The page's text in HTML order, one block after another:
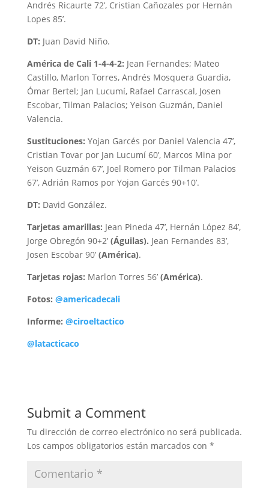
Andrés Ricaurte 72’, Cristian Cañozales por Hernán
Lopes 85’.
DT: Juan David Niño.
América de Cali 1-4-4-2: Jean Fernandes; Mateo
Castillo, Marlon Torres, Andrés Mosquera Guardia,
Ómar Bertel; Jan Lucumí, Rafael Carrascal, Josen
Escobar, Tilman Palacios; Yeison Guzmán, Daniel
Valencia.
Sustituciones: Yojan Garcés por Daniel Valencia 47’,
Cristian Tovar por Jan Lucumí 60’, Marcos Mina por
Yeison Guzmán 67’, Joel Romero por Tilman Palacios
67’, Adrián Ramos por Yojan Garcés 90+10’.
DT: David González.
Tarjetas amarillas: Jean Pineda 47’, Hernán López 84’,
Jorge Obregón 90+2’ (Águilas). Jean Fernandes 83’,
Josen Escobar 90’ (América).
Tarjetas rojas: Marlon Torres 56’ (América).
Fotos: @americadecali
Informe: @ciroeltactico
@latacticaco
Submit a Comment
Tu dirección de correo electrónico no será publicada.
Los campos obligatorios están marcados con *